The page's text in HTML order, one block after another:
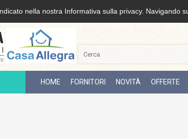
nella nostra Informativa sulla privacy. Navigando
HOME FORNITORI NOVITÀ OFFERTE